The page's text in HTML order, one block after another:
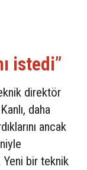
istedi”
direktör
daha
ancak
bir teknik